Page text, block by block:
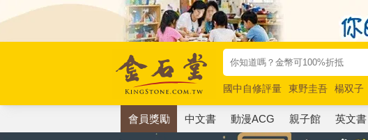
國中自修評量 東野圭吾 楊双子
唯紅花綻放
奧德賽 路邊攤新作
會員獎勵 中文書 動漫ACG 親子館 英文書